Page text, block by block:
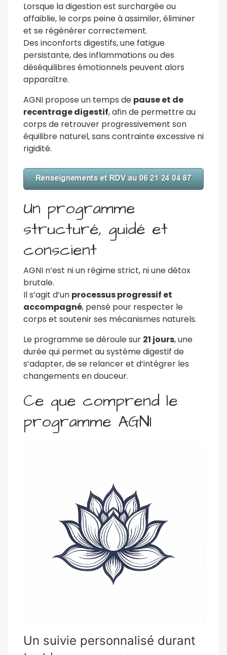
Lorsque la digestion est surchargée ou
affaiblie, le corps peine à assimiler, éliminer
et se régénérer correctement.
Des inconforts digestifs, une fatigue
persistante, des inflammations ou des
déséquilibres émotionnels peuvent alors
apparaître.
AGNI propose un temps de pause et de
recentrage digestif, afin de permettre au
corps de retrouver progressivement son
équilibre naturel, sans contrainte excessive ni
rigidité.
Un programme
structuré, guidé et
conscient
AGNI n’est ni un régime strict, ni une détox
brutale.
Il s’agit d’un processus progressif et
accompagné, pensé pour respecter le
corps et soutenir ses mécanismes naturels.
Le programme se déroule sur 21 jours, une
durée qui permet au système digestif de
s’adapter, de se relancer et d’intégrer les
changements en douceur.
Ce que comprend le
programme AGNI
Un suivie personnalisé durant